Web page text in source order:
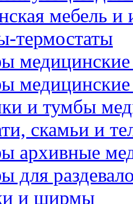
мебель и
термостаты
медицинские
медицинские
и тумбы
скамьи и
архивные
для
и ширмы